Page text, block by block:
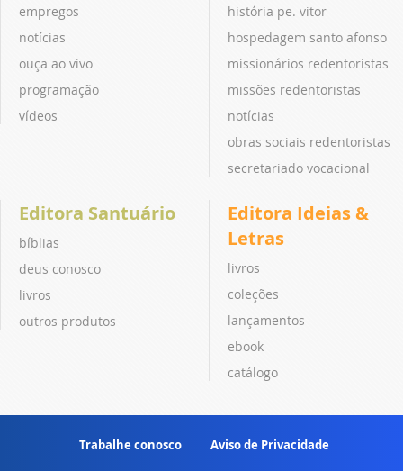
empregos
notícias
ouça ao vivo
programação
vídeos
história pe. vitor
hospedagem santo afonso
missionários redentoristas
missões redentoristas
notícias
obras sociais redentoristas
secretariado vocacional
Editora Santuário
bíblias
deus conosco
livros
outros produtos
Editora Ideias &
Letras
livros
coleções
lançamentos
ebook
catálogo
Trabalhe conosco Aviso de Privacidade